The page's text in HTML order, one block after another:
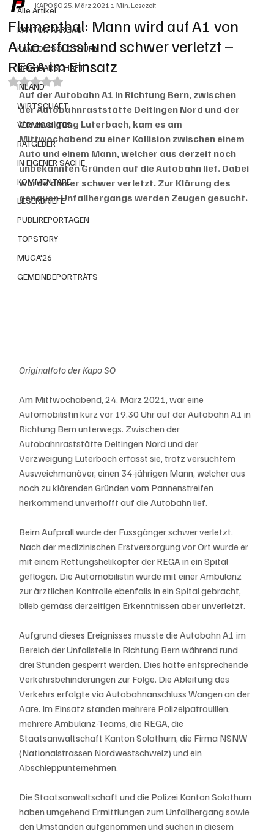
Alle Artikel
KANTON AARGAU
KANTON SOLOTHURN
NACHBARSCHAFT
INLAND
WIRTSCHAFT
VERMISCHTES
RATGEBER
IN EIGENER SACHE
KOMMENTARE
LESERBRIEFE
PUBLIREPORTAGEN
TOPSTORY
MUGA'26
GEMEINDEPORTRÄTS
Flumenthal: Mann wird auf A1 von
Auto erfasst und schwer verletzt –
REGA im Einsatz
KAPO SO25. März 20211 Min. Lesezeit
Mit NaN von 5 Sternen bewertet.
Auf der Autobahn A1 in Richtung Bern, zwischen
der Autobahnraststätte Deitingen Nord und der
Verzweigung Luterbach, kam es am
Mittwochabend zu einer Kollision zwischen einem
Auto und einem Mann, welcher aus derzeit noch
unbekannten Gründen auf die Autobahn lief. Dabei
wurde dieser schwer verletzt. Zur Klärung des
genauen Unfallhergangs werden Zeugen gesucht.
Originalfoto der Kapo SO
Am Mittwochabend, 24. März 2021, war eine
Automobilistin kurz vor 19.30 Uhr auf der Autobahn A1 in
Richtung Bern unterwegs. Zwischen der
Autobahnraststätte Deitingen Nord und der
Verzweigung Luterbach erfasst sie, trotz versuchtem
Ausweichmanöver, einen 34-jährigen Mann, welcher aus
noch zu klärenden Gründen vom Pannenstreifen
herkommend unverhofft auf die Autobahn lief.
Beim Aufprall wurde der Fussgänger schwer verletzt.
Nach der medizinischen Erstversorgung vor Ort wurde er
mit einem Rettungshelikopter der REGA in ein Spital
geflogen. Die Automobilistin wurde mit einer Ambulanz
zur ärztlichen Kontrolle ebenfalls in ein Spital gebracht,
blieb gemäss derzeitigen Erkenntnissen aber unverletzt.
Aufgrund dieses Ereignisses musste die Autobahn A1 im
Bereich der Unfallstelle in Richtung Bern während rund
drei Stunden gesperrt werden. Dies hatte entsprechende
Verkehrsbehinderungen zur Folge. Die Ableitung des
Verkehrs erfolgte via Autobahnanschluss Wangen an der
Aare. Im Einsatz standen mehrere Polizeipatrouillen,
mehrere Ambulanz-Teams, die REGA, die
Staatsanwaltschaft Kanton Solothurn, die Firma NSNW
(Nationalstrassen Nordwestschweiz) und ein
Abschleppunternehmen.
Die Staatsanwaltschaft und die Polizei Kanton Solothurn
haben umgehend Ermittlungen zum Unfallhergang sowie
den Umständen aufgenommen und suchen in diesem